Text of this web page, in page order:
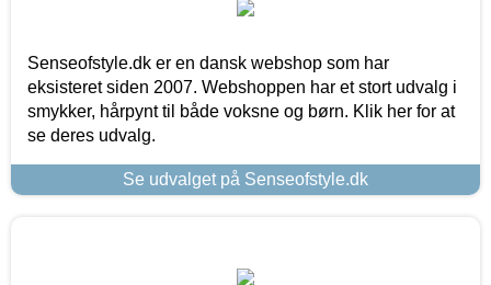
Senseofstyle.dk er en dansk webshop som har
eksisteret siden 2007. Webshoppen har et stort udvalg i
smykker, hårpynt til både voksne og børn. Klik her for at
se deres udvalg.
Se udvalget på Senseofstyle.dk